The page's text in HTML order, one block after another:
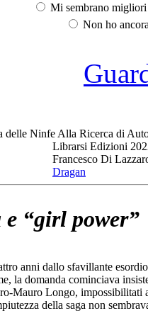
Mi sembrano
Non ho
delle Ninfe Alla Ricerca di
Librarsi Edizioni
Francesco Di
Dragan
“girl power”
anni dallo sfavillante
la domanda cominciava
Mauro Longo, impossibilitati
della saga non